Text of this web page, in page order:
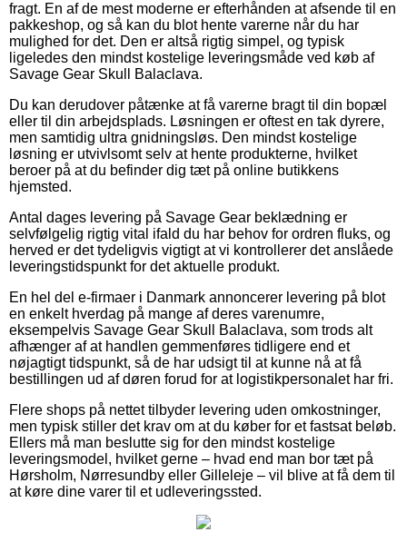
fragt. En af de mest moderne er efterhånden at afsende til en
pakkeshop, og så kan du blot hente varerne når du har
mulighed for det. Den er altså rigtig simpel, og typisk
ligeledes den mindst kostelige leveringsmåde ved køb af
Savage Gear Skull Balaclava.
Du kan derudover påtænke at få varerne bragt til din bopæl
eller til din arbejdsplads. Løsningen er oftest en tak dyrere,
men samtidig ultra gnidningsløs. Den mindst kostelige
løsning er utvivlsomt selv at hente produkterne, hvilket
beroer på at du befinder dig tæt på online butikkens
hjemsted.
Antal dages levering på Savage Gear beklædning er
selvfølgelig rigtig vital ifald du har behov for ordren fluks, og
herved er det tydeligvis vigtigt at vi kontrollerer det anslåede
leveringstidspunkt for det aktuelle produkt.
En hel del e-firmaer i Danmark annoncerer levering på blot
en enkelt hverdag på mange af deres varenumre,
eksempelvis Savage Gear Skull Balaclava, som trods alt
afhænger af at handlen gemmenføres tidligere end et
nøjagtigt tidspunkt, så de har udsigt til at kunne nå at få
bestillingen ud af døren forud for at logistikpersonalet har fri.
Flere shops på nettet tilbyder levering uden omkostninger,
men typisk stiller det krav om at du køber for et fastsat beløb.
Ellers må man beslutte sig for den mindst kostelige
leveringsmodel, hvilket gerne – hvad end man bor tæt på
Hørsholm, Nørresundby eller Gilleleje – vil blive at få dem til
at køre dine varer til et udleveringssted.